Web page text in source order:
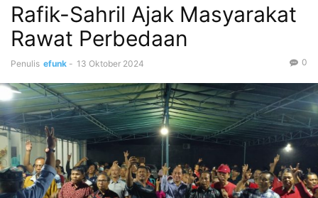
Rafik-Sahril Ajak Masyarakat
Rawat Perbedaan
Penulis efunk - 13 Oktober 2024 0